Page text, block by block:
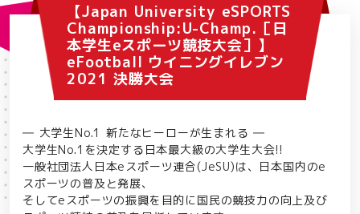
【Japan University eSPORTS
Championship:U-Champ.［日
本学生eスポーツ競技大会］】
eFootball ウイニングイレブン
2021 決勝大会
― 大学生No.1 新たなヒーローが生まれる ―
大学生No.1を決定する日本最大級の大学生大会!!
一般社団法人日本eスポーツ連合(JeSU)は、日本国内のe
スポーツの普及と発展、
そしてeスポーツの振興を目的に国民の競技力の向上及び